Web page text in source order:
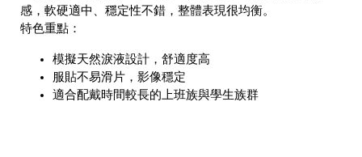
感，軟硬適中、穩定性不錯，整體表現很均衡。
特色重點：
模擬天然淚液設計，舒適度高
服貼不易滑片，影像穩定
適合配戴時間較長的上班族與學生族群